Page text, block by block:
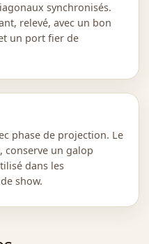
synchronisés.
relevé, avec un bon
un port fier de
phase de projection. Le
conserve un galop
dans les
show.